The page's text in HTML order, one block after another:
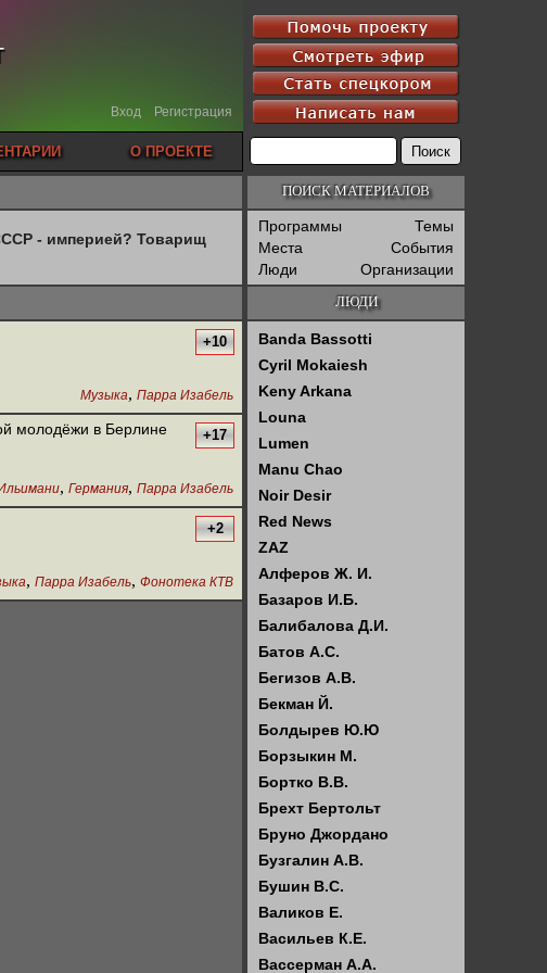
Вход Регистрация
О ПРОЕКТЕ
- империей? Товарищ
+10
Музыка, Парра Изабель
молодёжи в Берлине +17
, Германия, Парра Изабель
+2
, Парра Изабель, Фонотека КТВ
ПОИСК МАТЕРИАЛОВ
Программы
Темы
Места
События
Люди
Организации
ЛЮДИ
Banda Bassotti
Cyril Mokaiesh
Keny Arkana
Louna
Lumen
Manu Chao
Noir Desir
Red News
ZAZ
Алферов Ж. И.
Базаров И.Б.
Балибалова Д.И.
Батов А.С.
Бегизов А.В.
Бекман Й.
Болдырев Ю.Ю
Борзыкин М.
Бортко В.В.
Брехт Бертольт
Бруно Джордано
Бузгалин А.В.
Бушин В.С.
Валиков Е.
Васильев К.Е.
Вассерман А.А.